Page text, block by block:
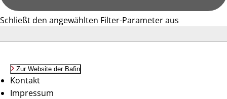
Schließt den angewählten Filter-Parameter aus
Zur Website der Bafin
Kontakt
Impressum